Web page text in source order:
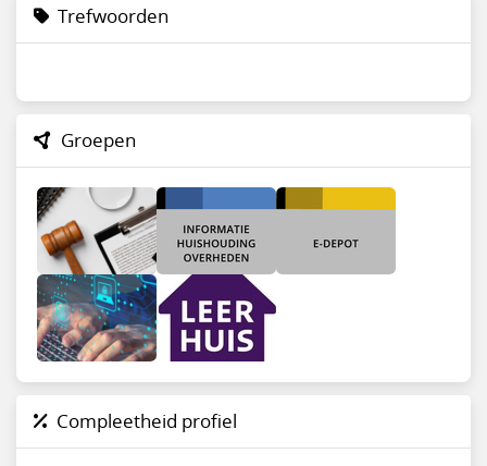
Trefwoorden
Groepen
Compleetheid profiel